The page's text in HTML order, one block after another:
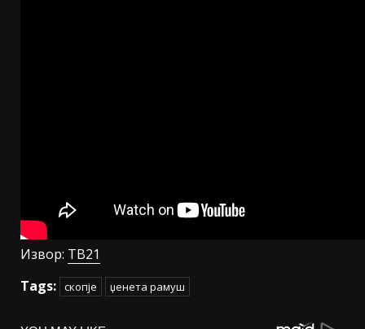
Извор: ТВ21
Tags: скопје џенета рамуш